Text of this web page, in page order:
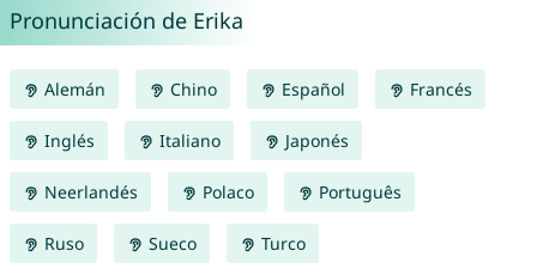
Pronunciación de Erika
Alemán Chino Español Francés
Inglés Italiano Japonés
Neerlandés Polaco Português
Ruso Sueco Turco